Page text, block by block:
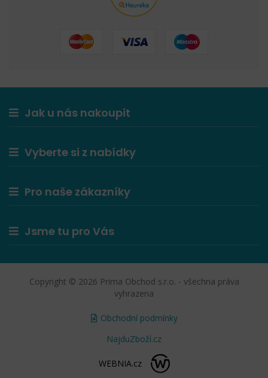
Jak u nás nakoupit
Vyberte si z nabídky
Pro naše zákazníky
Jsme tu pro Vás
Copyright © 2026 Prima Obchod s.r.o. - všechna práva
vyhrazena
Obchodní podmínky
NajduZboží.cz
WEBNIA.cz